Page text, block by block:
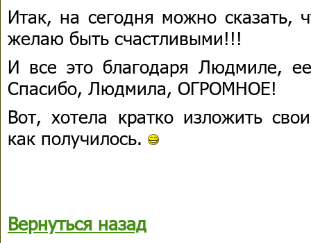
Итак, на сегодня можно сказать,
желаю быть счастливыми!!!
И все это благодаря Людмиле,
Спасибо, Людмила, ОГРОМНОЕ!
Вот, хотела кратко изложить
как получилось.
Вернуться назад